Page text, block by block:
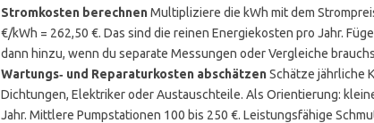
Stromkosten berechnenMultipliziere die kWh mit dem
€/kWh = 262,50 €. Das sind die reinen Energie­kosten pro Jahr.
dann hinzu, wenn du separate Messungen oder Vergleiche
Wartungs‑ und Reparaturkosten abschätzenSchätze jährliche
Dichtungen, Elektriker oder Austauschteile. Als Orientierung:
Jahr. Mittlere Pumpstationen 100 bis 250 €. Leistungsfähige